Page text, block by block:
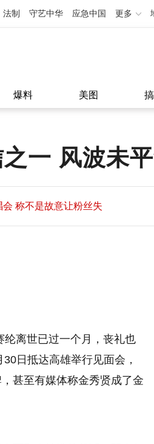
法制 守艺中华 应急中国 更多
爆料 美图
一 风波未
称不是故意让粉丝失
称不是故意让粉丝失
离世已过一个月，丧礼也
日抵达高雄举行见面会，
甚至有媒体称金秀贤成了金